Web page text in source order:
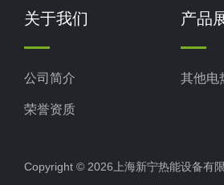
关于我们
公司简介
荣誉资质
产品
其他电
Copyright © 2026上海新宁热能设备